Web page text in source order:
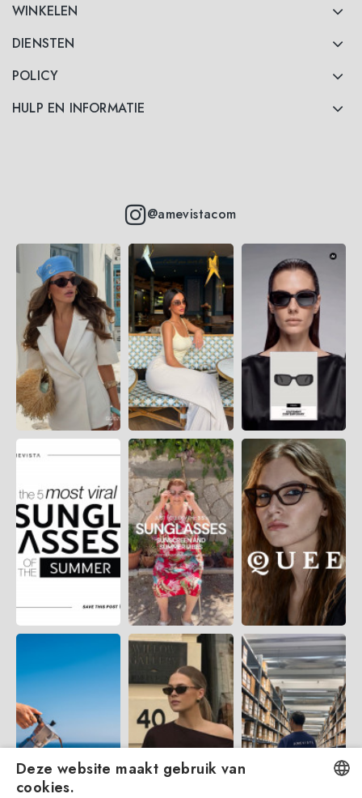
WINKELEN
DIENSTEN
POLICY
HULP EN INFORMATIE
@amevistacom
Deze website maakt gebruik van
cookies.